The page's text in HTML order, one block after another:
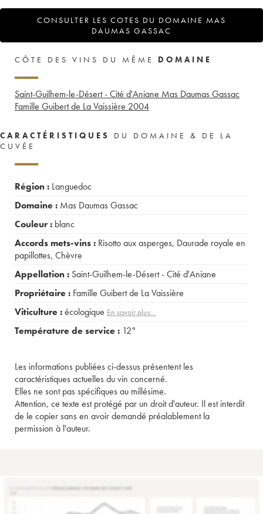
CONSULTER LES COTES DU DOMAINE MAS
DAUMAS GASSAC
CÔTE DES VINS DU MÊME DOMAINE
Saint-Guilhem-le-Désert - Cité d'Aniane Mas Daumas Gassac
Famille Guibert de La Vaissière 2004
CARACTÉRISTIQUES
DU DOMAINE & DE LA
CUVÉE
Région : Languedoc
Domaine : Mas Daumas Gassac
Couleur : blanc
Accords mets-vins : Risotto aux asperges, Daurade royale en
papillottes, Chèvre
Appellation : Saint-Guilhem-le-Désert - Cité d'Aniane
Propriétaire : Famille Guibert de La Vaissière
Viticulture :écologique En savoir plus...
Température de service : 12°
Les informations publiées ci-dessus présentent les
caractéristiques actuelles du vin concerné.
Elles ne sont pas spécifiques au millésime.
Attention, ce texte est protégé par un droit d'auteur. Il est interdit
de le copier sans en avoir demandé préalablement la
permission à l'auteur.